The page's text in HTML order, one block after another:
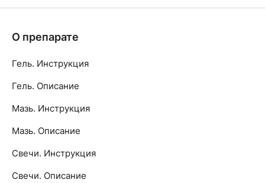
О препарате
Гель. Инструкция
Гель. Описание
Мазь. Инструкция
Мазь. Описание
Свечи. Инструкция
Свечи. Описание